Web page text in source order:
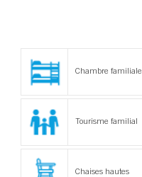
Chambre familiale
Tourisme familial
Chaises hautes